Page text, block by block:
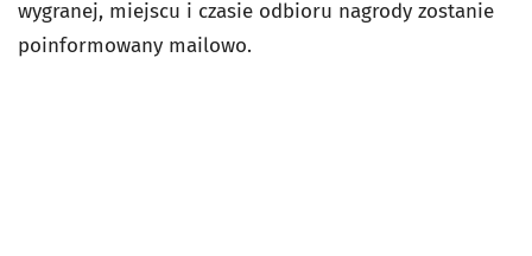
wygranej, miejscu i czasie odbioru nagrody zostanie
poinformowany mailowo.